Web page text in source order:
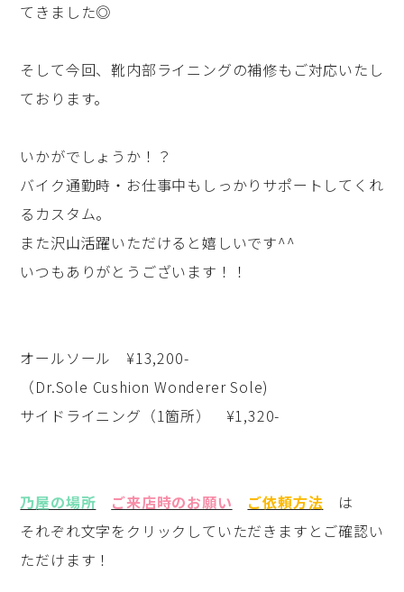
てきました◎
そして今回、靴内部ライニングの補修もご対応いたし
ております。
いかがでしょうか！？
バイク通勤時・お仕事中もしっかりサポートしてくれ
るカスタム。
また沢山活躍いただけると嬉しいです^^
いつもありがとうございます！！
オールソール ¥13,200-
（Dr.Sole Cushion Wonderer Sole)
サイドライニング（1箇所） ¥1,320-
乃屋の場所 ご来店時のお願い ご依頼方法 は
それぞれ文字をクリックしていただきますとご確認い
ただけます！